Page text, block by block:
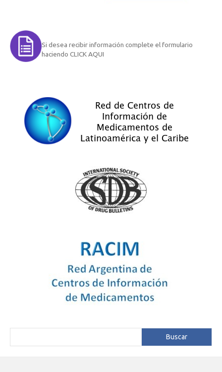
Si desea recibir información complete el formulario
haciendo CLICK AQUI
Buscar